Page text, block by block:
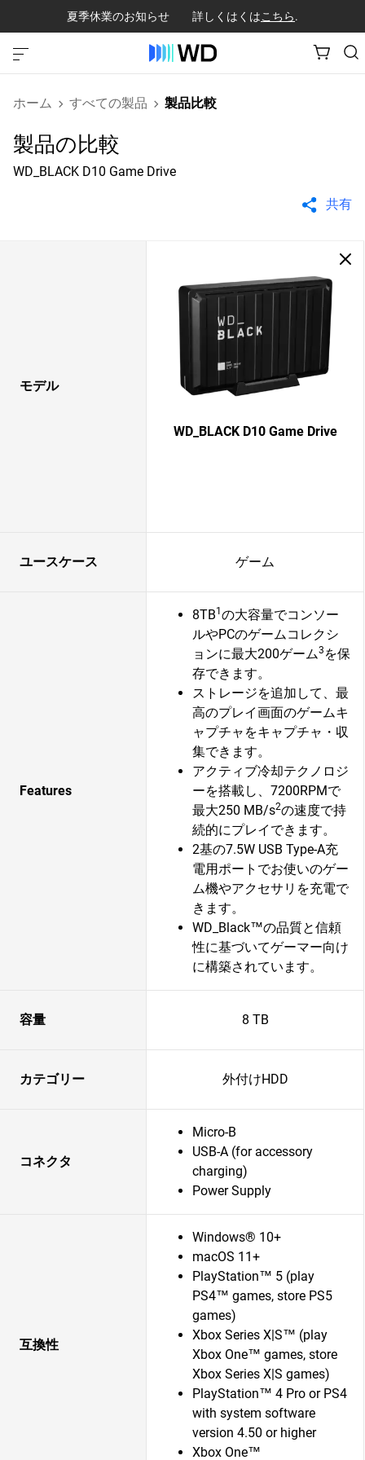
夏季休業のお知らせ 詳しくはくはこちら.
ホーム すべての製品 製品比較
製品の比較
WD_BLACK D10 Game Drive
共有
モデル
WD_BLACK D10 Game Drive
ユースケース ゲーム
Features
8TB1の大容量でコンソー
ルやPCのゲームコレクシ
ョンに最大200ゲーム3 を保
存できます。
ストレージを追加して、最
高のプレイ画面のゲームキ
ャプチャをキャプチャ・収
集できます。
アクティブ冷却テクノロジ
ーを搭載し、7200RPMで
最大250 MB/s2の速度で持
続的にプレイできます。
2基の7.5W USB Type-A充
電用ポートでお使いのゲー
ム機やアクセサリを充電で
きます。
WD_Black™の品質と信頼
性に基づいてゲーマー向け
に構築されています。
容量 8 TB
カテゴリー 外付けHDD
コネクタ
Micro-B
USB-A (for accessory
charging)
Power Supply
互換性
Windows® 10+
macOS 11+
PlayStation™ 5 (play
PS4™ games, store PS5
games)
Xbox Series X|S™ (play
Xbox One™ games, store
Xbox Series X|S games)
PlayStation™ 4 Pro or PS4
with system software
version 4.50 or higher
Xbox One™